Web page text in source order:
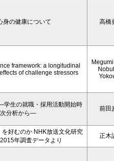
身の健康について 高橋
framework: a longitudinal
of challenge stressors
生の就職・採用活動開始時
分析から―
前田
好むのか NHK放送文化研究
年調査データより
正木